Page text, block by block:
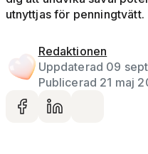
utnyttjas för penningtvätt.
Redaktionen
Uppdaterad 09
Publicerad 21 maj
Dela på
Dela på